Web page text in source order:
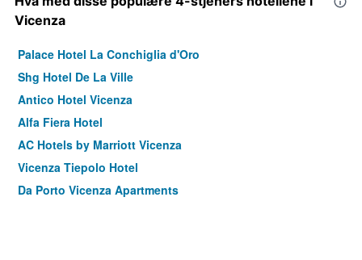
Vicenza
Palace Hotel La Conchiglia d'Oro
Shg Hotel De La Ville
Antico Hotel Vicenza
Alfa Fiera Hotel
AC Hotels by Marriott Vicenza
Vicenza Tiepolo Hotel
Da Porto Vicenza Apartments